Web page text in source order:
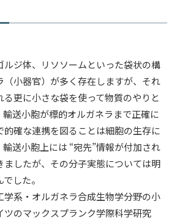
ルジ体、リソソームといった袋状の構
（小器官）が多く存在しますが、それ
る更に小さな袋を使って物質のやりと
輸送小胞が標的オルガネラまで正確に
的確な連携を図ることは細胞の生存に
送小胞上には “宛先”情報が付加され
ましたが、その分子実態については明
した。
学系・オルガネラ合成生物学分野の小
ツのマックスプランク学際科学研究